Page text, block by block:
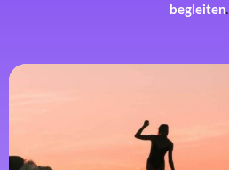
begleiten.